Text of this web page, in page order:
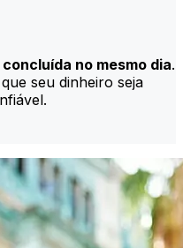
concluída no mesmo dia.
seu dinheiro seja